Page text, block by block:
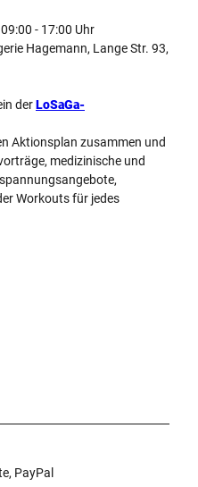
- 17:00 Uhr
Hagemann, Lange Str. 93,
derLoSaGa-
Aktionsplan zusammen und
medizinische und
Workouts für jedes
PayPal